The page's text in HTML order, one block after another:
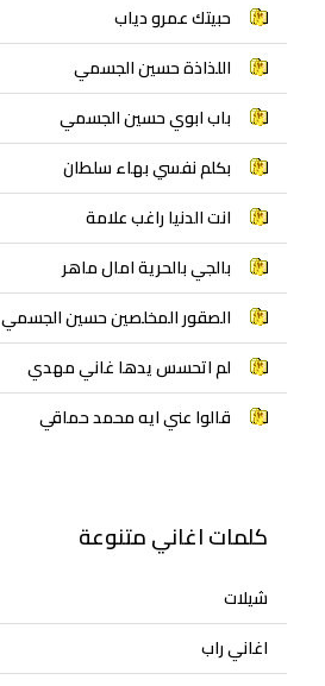
حبيتك عمرو دياب
اللذاذة حسين الجسمي
باب ابوي حسين الجسمي
بكلم نفسي بهاء سلطان
انت الدنيا راغب علامة
بالجي بالحرية امال ماهر
الصقور المخلصين حسين الجسمي
لم اتحسس يدها غاني مهدي
قالوا عني ايه محمد حماقي
كلمات اغاني متنوعة
شيلات
اغاني راب